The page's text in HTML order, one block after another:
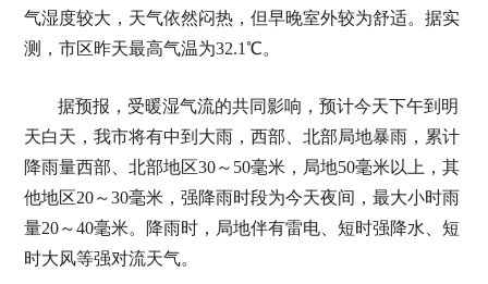
气湿度较大，天气依然闷热，但早晚室外较为舒适。据实
测，市区昨天最高气温为32.1℃。
据预报，受暖湿气流的共同影响，预计今天下午到明
天白天，我市将有中到大雨，西部、北部局地暴雨，累计
降雨量西部、北部地区30～50毫米，局地50毫米以上，其
他地区20～30毫米，强降雨时段为今天夜间，最大小时雨
量20～40毫米。降雨时，局地伴有雷电、短时强降水、短
时大风等强对流天气。